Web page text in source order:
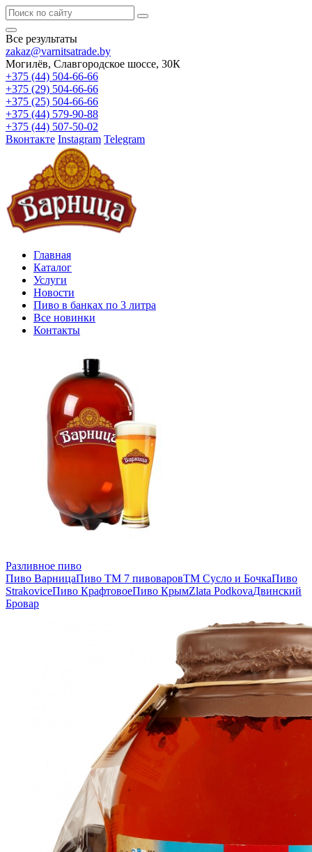
Все результаты
zakaz@varnitsatrade.by
Могилёв, Славгородское шоссе, 30К
+375 (44) 504-66-66
+375 (29) 504-66-66
+375 (25) 504-66-66
+375 (44) 579-90-88
+375 (44) 507-50-02
Вконтакте Instagram Telegram
Главная
Каталог
Услуги
Новости
Пиво в банках по 3 литра
Все новинки
Контакты
Разливное пиво
Пиво ВарницаПиво ТМ 7 пивоваровТМ Сусло и БочкаПиво
StrakoviceПиво КрафтовоеПиво КрымZlata PodkovaДвинский
Бровар